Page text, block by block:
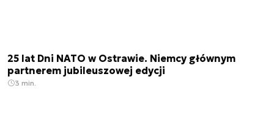
25 lat Dni NATO w Ostrawie. Niemcy głównym
partnerem jubileuszowej edycji
3 min.